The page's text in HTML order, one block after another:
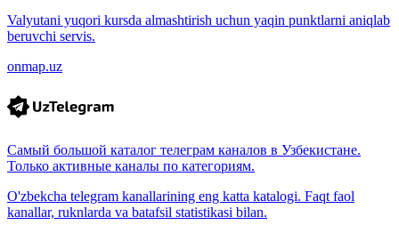
Valyutani yuqori kursda almashtirish uchun yaqin punktlarni aniqlab
beruvchi servis.
onmap.uz
Самый большой каталог телеграм каналов в Узбекистане.
Только активные каналы по категориям.
O'zbekcha telegram kanallarining eng katta katalogi. Faqt faol
kanallar, ruknlarda va batafsil statistikasi bilan.